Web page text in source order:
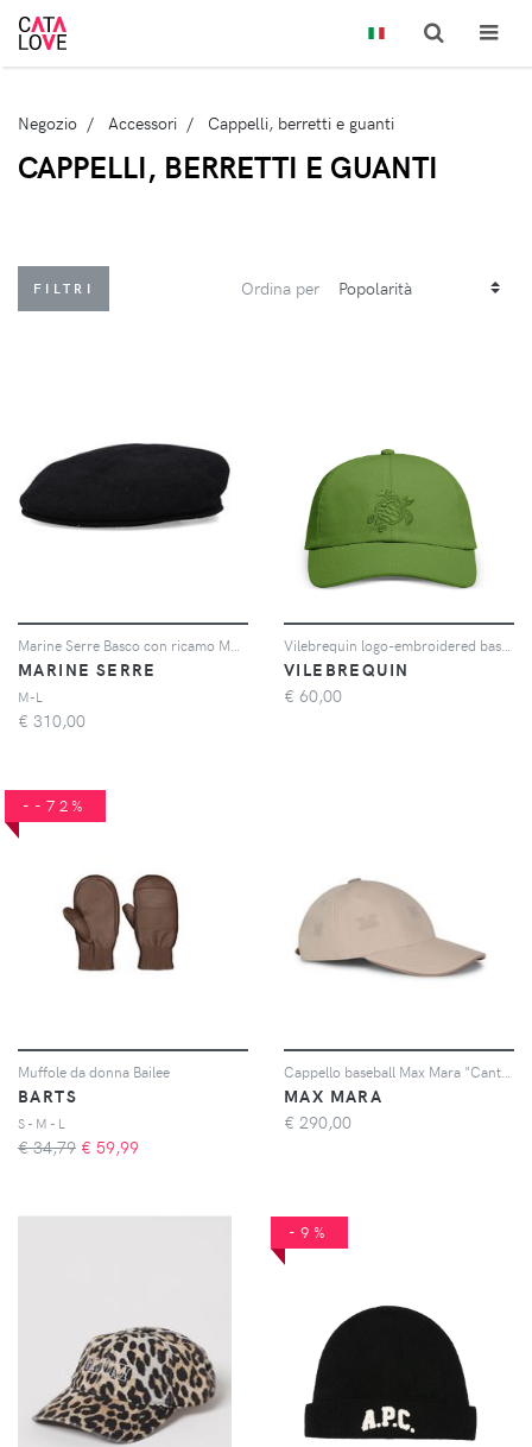
Negozio Accessori Cappelli, berretti e guanti
CAPPELLI, BERRETTI E GUANTI
FILTRI Ordina per
Marine Serre Basco con ricamo Moon - Nero
MARINE SERRE
M-L
€ 310,00
Vilebrequin logo-embroidered baseball cap - Verde
VILEBREQUIN
€ 60,00
--72%
Muffole da donna Bailee
BARTS
S - M - L
€ 34,79 € 59,99
Cappello baseball Max Mara "Cantico"
MAX MARA
€ 290,00
-9%